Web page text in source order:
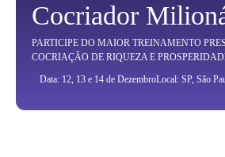
Cocriador
PARTICIPE DO MAIOR TREINAMENTO
COCRIAÇÃO DE RIQUEZA E
Data: 12, 13 e 14 de DezembroLocal: SP, São